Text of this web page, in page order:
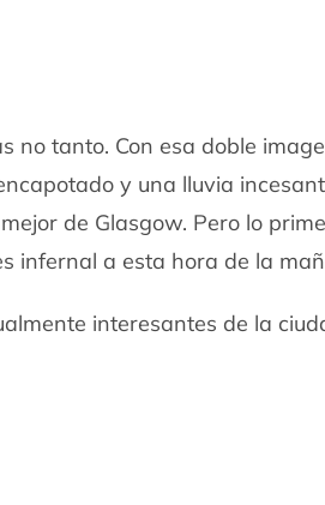
no tanto. Con esa doble
y una lluvia
de Glasgow. Pero lo
infernal a esta hora de la
interesantes de la